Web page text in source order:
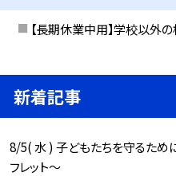
【長期休業中用】学校以外
新着記事
8/5( 水 ) 子どもたちを守るた
フレット～